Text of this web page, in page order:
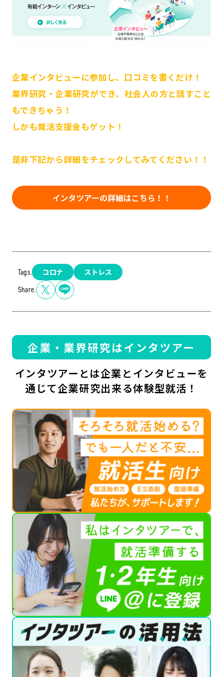
企業インタビューに参加し、口コミを書くだけ！
業界研究・企業研究ができ、社会人の方と話すこと
もできちゃう！
しかも就活支援金もゲット！
是非下記から詳細をチェックしてみてください！！
インタツアーの詳細はこちら！！
Tags. コロナ ストレス
Share.
企業・業界研究はインタツアー
インタツアーとは企業とインタビューを
通じて企業研究出来る体験型就活！